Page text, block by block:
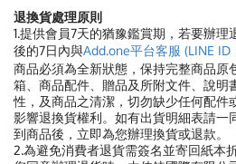
退換貨處理原則
1.提供會員7天的猶豫鑑賞期，若要辦
後的7日內與Add.one平台客服 (LINE ID
商品必須為全新狀態，保持完整商品原
箱、商品配件、贈品及所附文件、說明
性，及商品之清潔，切勿缺少任何配件
影響退換貨權利。如有出貨明細表請一
到商品後，立即為您辦理換貨或退款。
2.為避免消費者退貨需簽名並寄回紙本